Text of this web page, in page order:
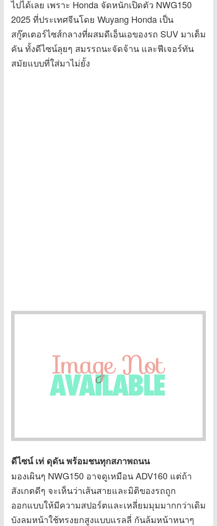
ไปได้เลย เพราะ Honda จัดหนักเปิดตัว NWG150
2025 ที่ประเทศจีนโดย Wuyang Honda เป็น
สกู๊ตเตอร์ไซส์กลางที่ผสมดีเอ็นเอของรถ SUV มาเต็ม
คัน ทั้งดีไซน์ลุยๆ สมรรถนะจัดจ้าน และฟีเจอร์ทัน
สมัยแบบที่ใส่มาไม่ยั้ง
ดีไซน์ เท่ ดุดัน พร้อมชนทุกสภาพถนน
มองเผินๆ NWG150 อาจดูเหมือน ADV160 แต่ถ้า
สังเกตดีๆ จะเห็นว่าเส้นสายและมิติของรถถูก
ออกแบบให้มีความสปอร์ตและเหลี่ยมมุมมากกว่าเดิม
บังลมหน้าใช้ทรงยกสูงแบบแรลลี่ กันล้มหน้าหนาๆ